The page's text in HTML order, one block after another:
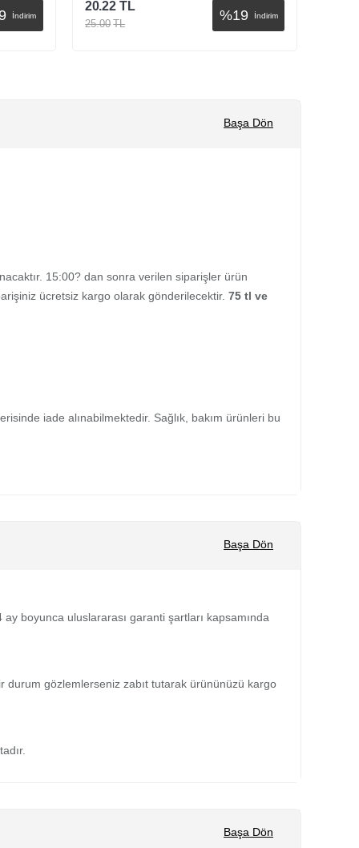
İndirim %19 İndirim
20.22 TL
25.00 TL
Başa Dön
15:00? dan sonra verilen siparişler ürün
ücretsiz kargo olarak gönderilecektir. 75 tl ve
iade alınabilmektedir. Sağlık, bakım ürünleri bu
Başa Dön
ay boyunca uluslararası garanti şartları kapsamında
durum gözlemlerseniz zabıt tutarak ürününüzü kargo
Başa Dön